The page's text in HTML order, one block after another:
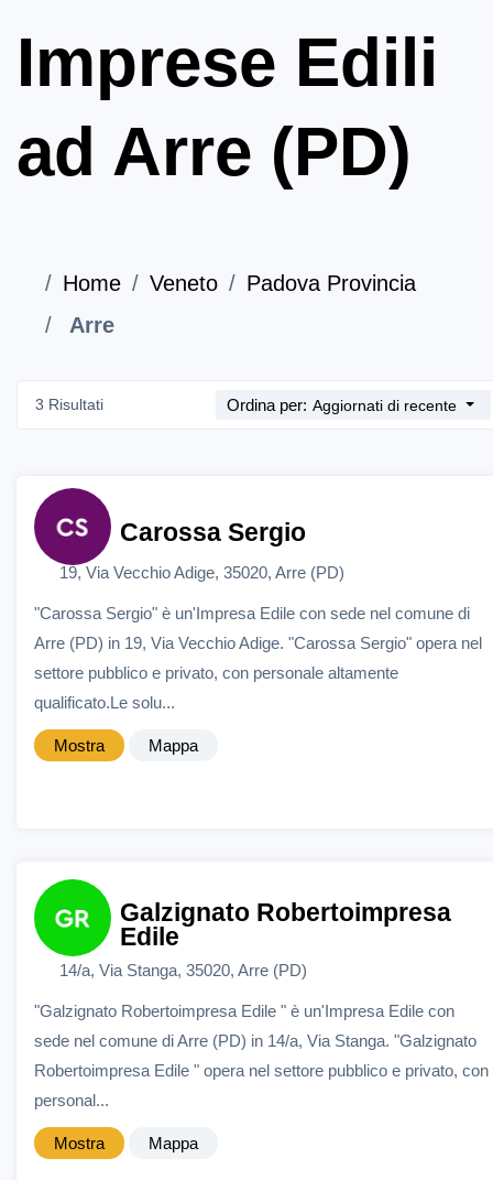
Imprese Edili
ad Arre (PD)
Home Veneto
Padova Provincia
Arre
3 Risultati Ordina per: Aggiornati di recente
Carossa Sergio
19, Via Vecchio Adige, 35020, Arre (PD)
"Carossa Sergio" è un'Impresa Edile con sede nel comune di
Arre (PD) in 19, Via Vecchio Adige. "Carossa Sergio" opera nel
settore pubblico e privato, con personale altamente
qualificato.Le solu...
Mostra Mappa
Galzignato Robertoimpresa
Edile
14/a, Via Stanga, 35020, Arre (PD)
"Galzignato Robertoimpresa Edile " è un'Impresa Edile con
sede nel comune di Arre (PD) in 14/a, Via Stanga. "Galzignato
Robertoimpresa Edile " opera nel settore pubblico e privato, con
personal...
Mostra Mappa